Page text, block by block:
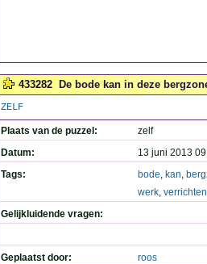
433282 De bode kan in deze
ZELF
Plaats van de puzzel:
zelf
Datum:
13 juni 2013
Tags:
bode, kan,
werk, verrichten
Gelijkluidende vragen:
Geplaatst door: roos